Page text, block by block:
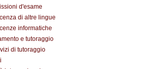
d'esame
di altre lingue
informatiche
e tutoraggio
di tutoraggio